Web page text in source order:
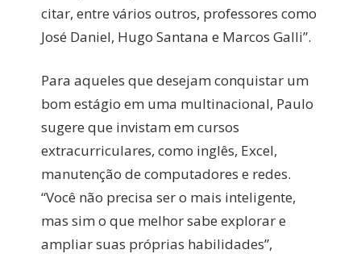
citar, entre vários outros, professores como
José Daniel, Hugo Santana e Marcos Galli”.
Para aqueles que desejam conquistar um
bom estágio em uma multinacional, Paulo
sugere que invistam em cursos
extracurriculares, como inglês, Excel,
manutenção de computadores e redes.
“Você não precisa ser o mais inteligente,
mas sim o que melhor sabe explorar e
ampliar suas próprias habilidades”,